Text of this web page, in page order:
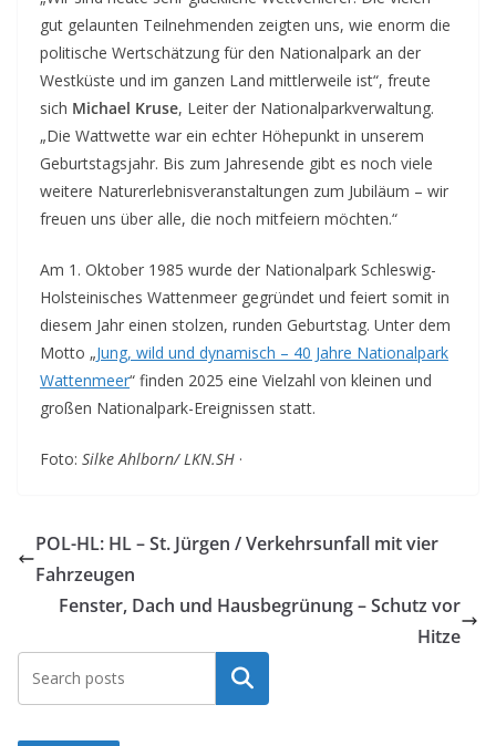
gut gelaunten Teilnehmenden zeigten uns, wie enorm die
politische Wertschätzung für den Nationalpark an der
Westküste und im ganzen Land mittlerweile ist“, freute
sich Michael Kruse, Leiter der Nationalparkverwaltung.
„Die Wattwette war ein echter Höhepunkt in unserem
Geburtstagsjahr. Bis zum Jahresende gibt es noch viele
weitere Naturerlebnisveranstaltungen zum Jubiläum – wir
freuen uns über alle, die noch mitfeiern möchten.“
Am 1. Oktober 1985 wurde der Nationalpark Schleswig-
Holsteinisches Wattenmeer gegründet und feiert somit in
diesem Jahr einen stolzen, runden Geburtstag. Unter dem
Motto „Jung, wild und dynamisch – 40 Jahre Nationalpark
Wattenmeer“ finden 2025 eine Vielzahl von kleinen und
großen Nationalpark-Ereignissen statt.
Foto: Silke Ahlborn/ LKN.SH ·
POL-HL: HL – St. Jürgen / Verkehrsunfall mit vier
Fahrzeugen
Fenster, Dach und Hausbegrünung – Schutz vor
Hitze
Suchen